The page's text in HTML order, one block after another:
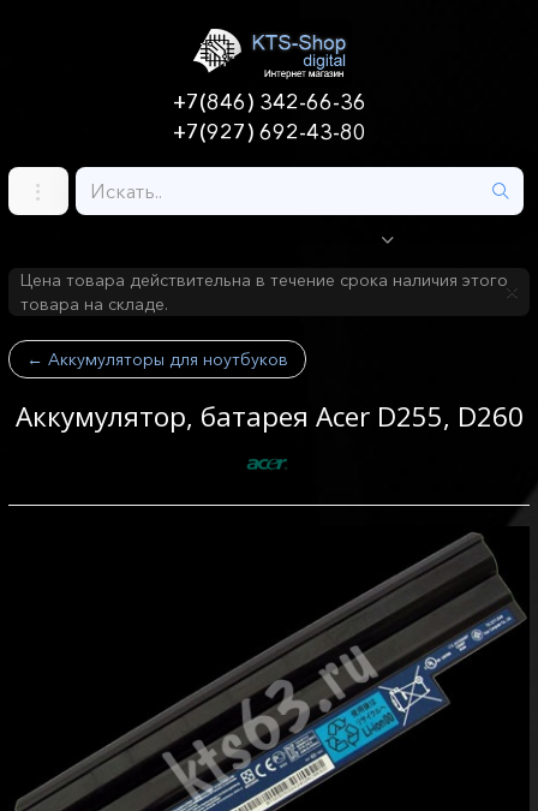
+7(846) 342-66-36
+7(927) 692-43-80
Цена товара действительна в течение срока наличия этого
товара на складе.
← Аккумуляторы для ноутбуков
Аккумулятор, батарея Acer D255, D260